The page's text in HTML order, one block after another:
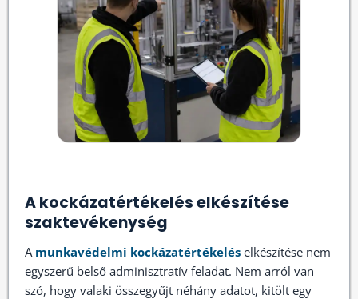
A kockázatértékelés elkészítése
szaktevékenység
A munkavédelmi kockázatértékelés elkészítése nem
egyszerű belső adminisztratív feladat. Nem arról van
szó, hogy valaki összegyűjt néhány adatot, kitölt egy